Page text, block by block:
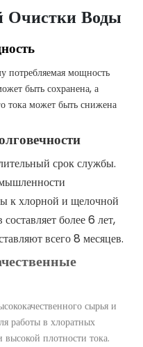
Очистки Воды
потребляемая мощность
быть сохранена, а
тока может быть снижена
срок службы.
к хлорной и щелочной
более 6 лет,
всего 8 месяцев.
сырья и
работы в хлоратных
плотности тока.